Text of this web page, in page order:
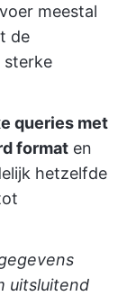
meestal
de
sterke
queries met
format en
hetzelfde
uitsluitend